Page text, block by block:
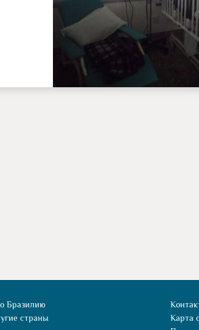
Бразилию
страны
Карта